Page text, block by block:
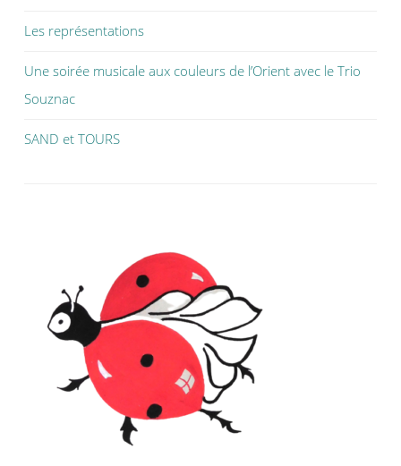
Les représentations
Une soirée musicale aux couleurs de l’Orient avec le Trio
Souznac
SAND et TOURS